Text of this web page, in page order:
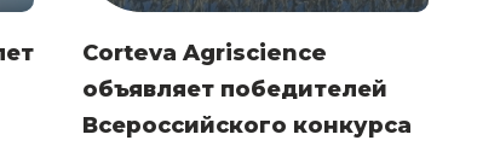
Corteva Agriscience
объявляет победителей
Всероссийского конкурса